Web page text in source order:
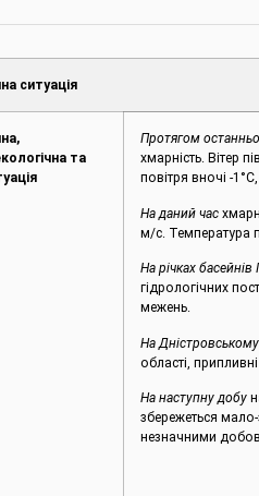
ситуація
та
Протягом
хмарність. Вітер
повітря вночі -
На даний час
м/с. Температура
На річках басейнів
гідрологічних
межень.
На
області,
На наступну добу
збережеться
незначними